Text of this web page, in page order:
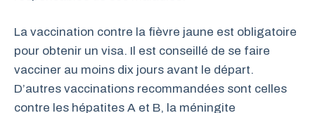
La vaccination contre la fièvre jaune est obligatoire
pour obtenir un visa. Il est conseillé de se faire
vacciner au moins dix jours avant le départ.
D’autres vaccinations recommandées sont celles
contre les hépatites A et B, la méningite